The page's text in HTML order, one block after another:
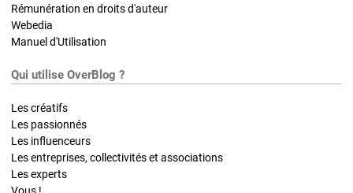
Rémunération en droits d'auteur
Webedia
Manuel d'Utilisation
Qui utilise OverBlog ?
Les créatifs
Les passionnés
Les influenceurs
Les entreprises, collectivités et associations
Les experts